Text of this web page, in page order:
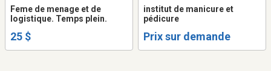
Feme de menage et de
logistique. Temps plein.
25 $
institut de manicure et
pédicure
Prix sur demande